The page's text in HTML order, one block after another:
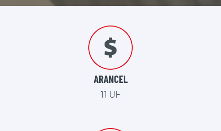
ARANCEL
11 UF